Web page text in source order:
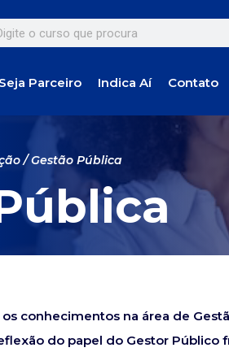
Seja Parceiro Indica Aí Contato
/ Gestão Pública
conhecimentos na área de
do papel do Gestor Público